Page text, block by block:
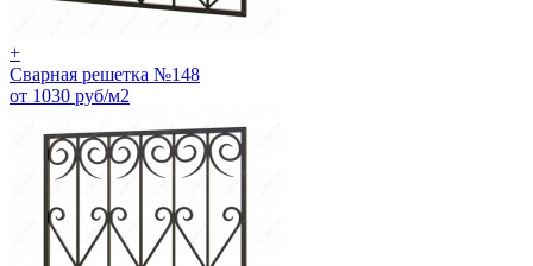
+
Сварная решетка №148
от 1030 руб/м2